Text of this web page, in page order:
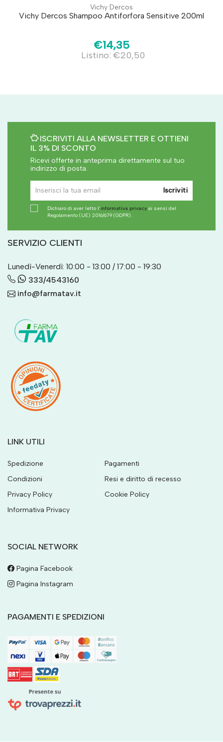
Vichy Dercos
Vichy Dercos Shampoo Antiforfora Sensitive 200ml
€14,35
Listino: €20,50
ISCRIVITI ALLA NEWSLETTER E OTTIENI
IL 3% DI SCONTO
Ricevi offerte in anteprima direttamente sul tuo
indirizzo di posta.
Iscriviti
Dichiaro di aver letto l'informativa privacy ai sensi del
Regolamento (UE) 2016/679 (GDPR).
SERVIZIO CLIENTI
Lunedì-Venerdì: 10:00 - 13:00 / 17:00 - 19:30
333/4543160
info@farmatav.it
LINK UTILI
Spedizione
Pagamenti
Condizioni
Resi e diritto di recesso
Privacy Policy
Cookie Policy
Informativa Privacy
SOCIAL NETWORK
Pagina Facebook
Pagina Instagram
PAGAMENTI E SPEDIZIONI